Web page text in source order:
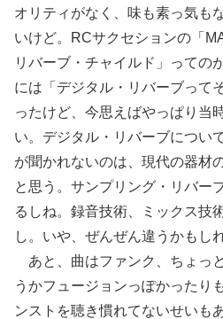
オリティがなく、味も素っ気も
いけど。RCサクセションの「
リバーブ・チャイルド」っての
には「デジタル・リバーブって
ったけど、今思えばやっぱり当
い。デジタル・リバーブについ
が聞かれないのは、現代の器材
と思う。サンプリング・リバー
るしね。録音技術、ミックス技
し。いや、ぜんぜん違うかもし
あと、曲はファンク、ちょっ
うかフュージョンっぽかったり
ンストを聴き慣れてないせいも